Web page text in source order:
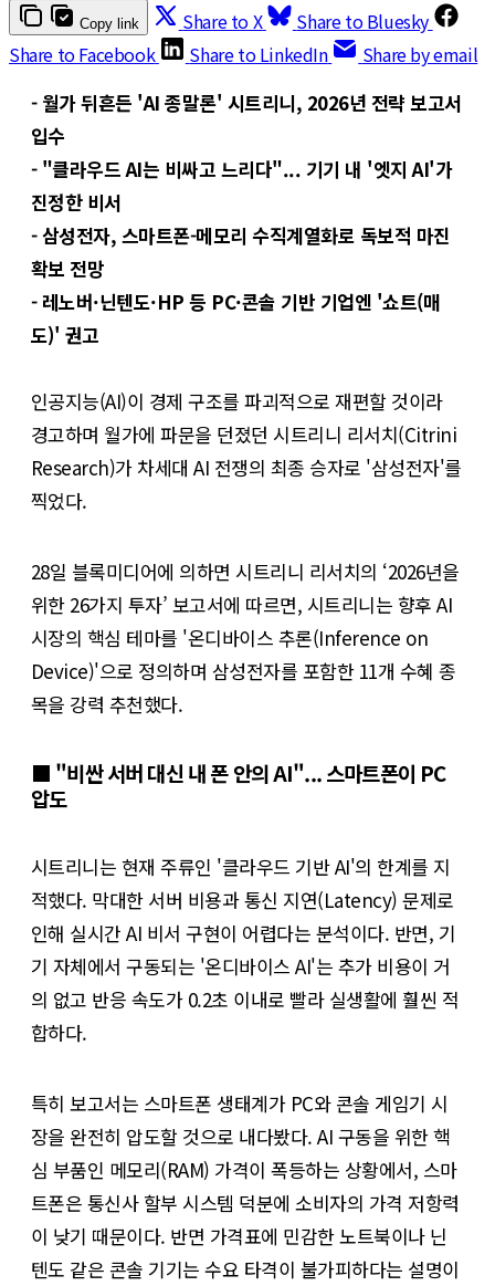
Copy link Share to X
Share to Bluesky
Share to Facebook
Share to LinkedIn Share by email
- 월가 뒤흔든 'AI 종말론' 시트리니, 2026년 전략 보고서
입수
- "클라우드 AI는 비싸고 느리다"... 기기 내 '엣지 AI'가
진정한 비서
- 삼성전자, 스마트폰-메모리 수직계열화로 독보적 마진
확보 전망
- 레노버·닌텐도·HP 등 PC·콘솔 기반 기업엔 '쇼트(매
도)' 권고
인공지능(AI)이 경제 구조를 파괴적으로 재편할 것이라
경고하며 월가에 파문을 던졌던 시트리니 리서치(Citrini
Research)가 차세대 AI 전쟁의 최종 승자로 '삼성전자'를
찍었다.
28일 블록미디어에 의하면 시트리니 리서치의 ‘2026년을
위한 26가지 투자’ 보고서에 따르면, 시트리니는 향후 AI
시장의 핵심 테마를 '온디바이스 추론(Inference on
Device)'으로 정의하며 삼성전자를 포함한 11개 수혜 종
목을 강력 추천했다.
■ "비싼 서버 대신 내 폰 안의 AI"... 스마트폰이 PC
압도
시트리니는 현재 주류인 '클라우드 기반 AI'의 한계를 지
적했다. 막대한 서버 비용과 통신 지연(Latency) 문제로
인해 실시간 AI 비서 구현이 어렵다는 분석이다. 반면, 기
기 자체에서 구동되는 '온디바이스 AI'는 추가 비용이 거
의 없고 반응 속도가 0.2초 이내로 빨라 실생활에 훨씬 적
합하다.
특히 보고서는 스마트폰 생태계가 PC와 콘솔 게임기 시
장을 완전히 압도할 것으로 내다봤다. AI 구동을 위한 핵
심 부품인 메모리(RAM) 가격이 폭등하는 상황에서, 스마
트폰은 통신사 할부 시스템 덕분에 소비자의 가격 저항력
이 낮기 때문이다. 반면 가격표에 민감한 노트북이나 닌
텐도 같은 콘솔 기기는 수요 타격이 불가피하다는 설명이